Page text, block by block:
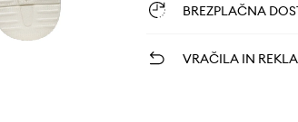
BREZPLAČNA
VRAČILA IN